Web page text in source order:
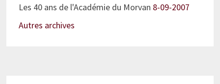
Les 40 ans de l'Académie du Morvan 8-09-2007
Autres archives